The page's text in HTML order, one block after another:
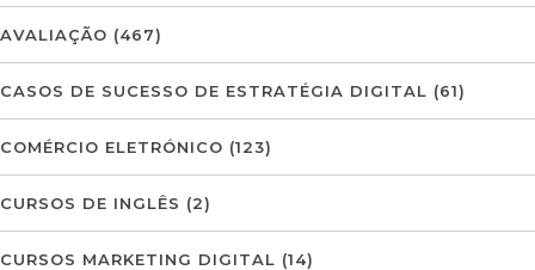
AVALIAÇÃO (467)
CASOS DE SUCESSO DE ESTRATÉGIA DIGITAL (61)
COMÉRCIO ELETRÓNICO (123)
CURSOS DE INGLÊS (2)
CURSOS MARKETING DIGITAL (14)